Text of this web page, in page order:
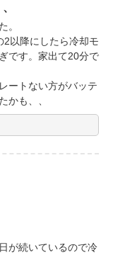
。
2以降にしたら冷却モ
です。家出て20分で
ートない方がバッテ
かも、、
が続いているので冷